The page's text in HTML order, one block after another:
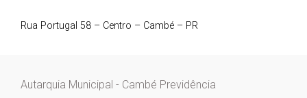
Rua Portugal 58 – Centro – Cambé – PR
Autarquia Municipal - Cambé Previdência